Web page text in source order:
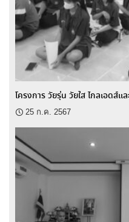
โครงการ วัยรุ่น วัยใส ไกลเอดส์
25 ก.ค. 2567